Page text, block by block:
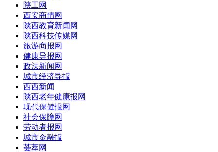
陕工网
西安商情网
陕西教育新闻网
陕西科技传媒网
旅游商报网
健康导报网
政法新闻网
城市经济导报
西西新闻
陕西老年健康报网
现代保健报网
社会保障网
劳动者报网
城市金融报
荟萃网